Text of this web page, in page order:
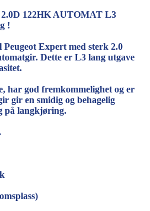
122HK AUTOMAT L3
!
Peugeot Expert med sterk 2.0
Dette er L3 lang utgave
har god fremkommelighet og er
gir en smidig og behagelig
på langkjøring.